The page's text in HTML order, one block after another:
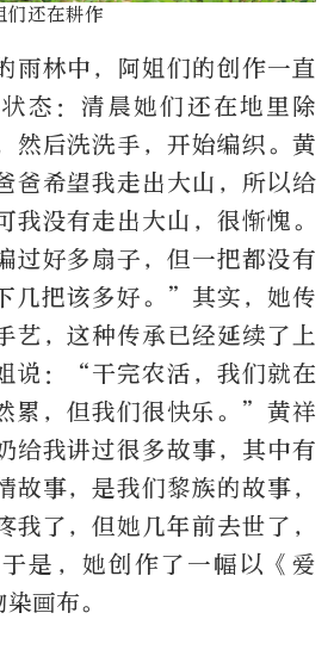
们还在耕作
雨林中，阿姐们的创作一直
态：清晨她们还在地里除
然后洗洗手，开始编织。黄
爸希望我走出大山，所以给
我没有走出大山，很惭愧。
过好多扇子，但一把都没有
几把该多好。”其实，她传
艺，这种传承已经延续了上
说：“干完农活，我们就在
累，但我们很快乐。”黄祥
给我讲过很多故事，其中有
故事，是我们黎族的故事，
我了，但她几年前去世了，
是，她创作了一幅以《爱
画布。